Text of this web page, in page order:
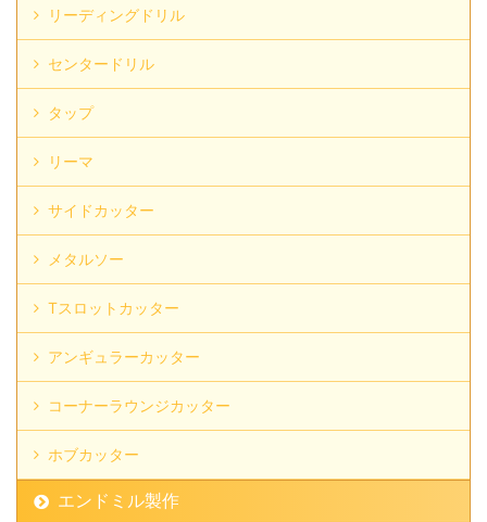
リーディングドリル
センタードリル
タップ
リーマ
サイドカッター
メタルソー
Tスロットカッター
アンギュラーカッター
コーナーラウンジカッター
ホブカッター
エンドミル製作